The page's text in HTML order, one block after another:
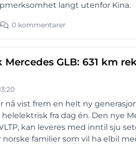
langt utenfor Kina.
0 kommentarer
GLB: 631 km
nå vist frem en helt ny
fra dag én. Den nye
kan leveres med inntil sju
familier som vil ha elbil